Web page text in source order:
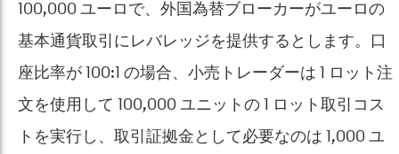
100,000 ユーロで、外国為替ブローカーがユーロの
基本通貨取引にレバレッジを提供するとします。口
座比率が 100:1 の場合、小売トレーダーは 1 ロット注
文を使用して 100,000 ユニットの 1 ロット取引コス
トを実行し、取引証拠金として必要なのは 1,000 ユ